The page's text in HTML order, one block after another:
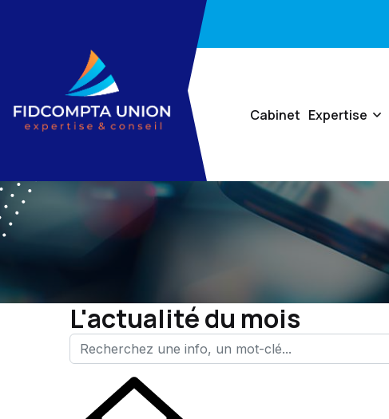
Cabinet Expertise
L'actualité du mois